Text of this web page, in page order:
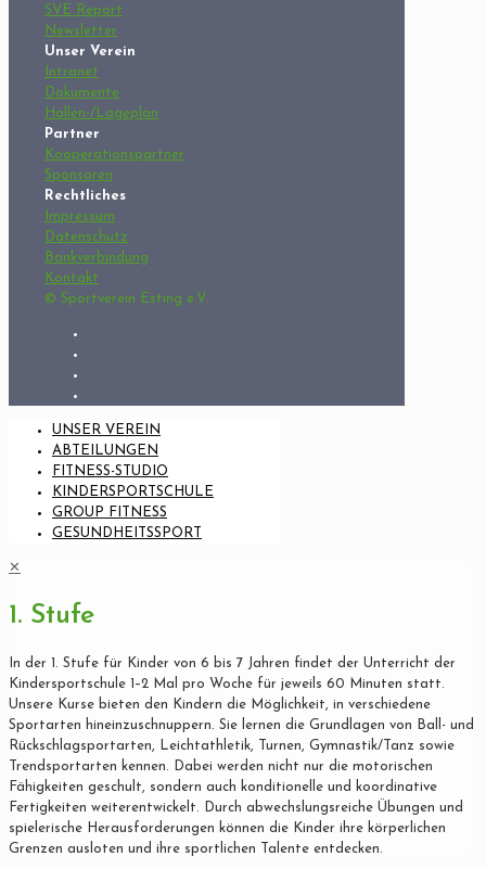
SVE Report
Newsletter
Unser Verein
Intranet
Dokumente
Hallen-/Lageplan
Partner
Kooperationspartner
Sponsoren
Rechtliches
Impressum
Datenschutz
Bankverbindung
Kontakt
© Sportverein Esting e.V.
UNSER VEREIN
ABTEILUNGEN
FITNESS-STUDIO
KINDERSPORTSCHULE
GROUP FITNESS
GESUNDHEITSSPORT
✕
1. Stufe
In der 1. Stufe für Kinder von 6 bis 7 Jahren findet der Unterricht der
Kindersportschule 1–2 Mal pro Woche für jeweils 60 Minuten statt.
Unsere Kurse bieten den Kindern die Möglichkeit, in verschiedene
Sportarten hineinzuschnuppern. Sie lernen die Grundlagen von Ball- und
Rückschlagsportarten, Leichtathletik, Turnen, Gymnastik/Tanz sowie
Trendsportarten kennen. Dabei werden nicht nur die motorischen
Fähigkeiten geschult, sondern auch konditionelle und koordinative
Fertigkeiten weiterentwickelt. Durch abwechslungsreiche Übungen und
spielerische Herausforderungen können die Kinder ihre körperlichen
Grenzen ausloten und ihre sportlichen Talente entdecken.